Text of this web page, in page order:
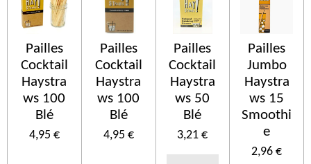
Pailles
Cocktail
Haystra
ws 100
Blé
4,95 €
Pailles
Cocktail
Haystra
ws 100
Blé
4,95 €
Pailles
Cocktail
Haystra
ws 50
Blé
3,21 €
Pailles
Jumbo
Haystra
ws 15
Smoothi
e
2,96 €